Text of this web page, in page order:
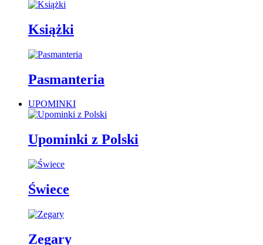
Książki
Pasmanteria
UPOMINKI
Upominki z Polski
Świece
Zegary